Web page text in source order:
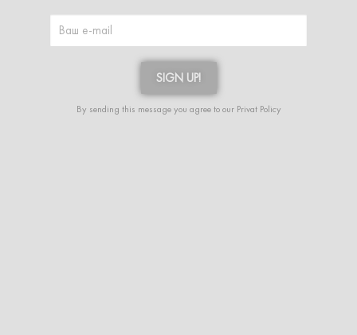
SIGN UP!
Alternative:
By sending this message you agree to our Privat Policy